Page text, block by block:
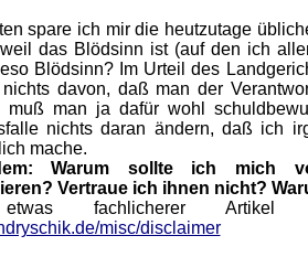
spare ich mir die heutzutage
das Blödsinn ist (auf den ich
Blödsinn? Im Urteil des
nichts davon, daß man der
muß man ja dafür wohl
nichts daran ändern, daß ich
mache.
Warum sollte ich mich
Vertraue ich ihnen nicht?
fachlicherer
misc/disclaimer